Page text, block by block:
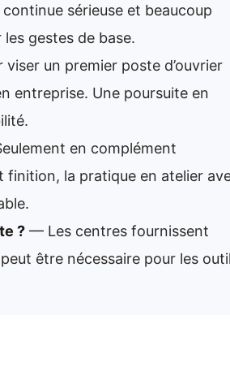
sérieuse et beaucoup
les gestes de base.
un premier poste d’ouvrier
entreprise. Une poursuite en
en complément
finition, la pratique en atelier
? — Les centres fournissent
être nécessaire pour les